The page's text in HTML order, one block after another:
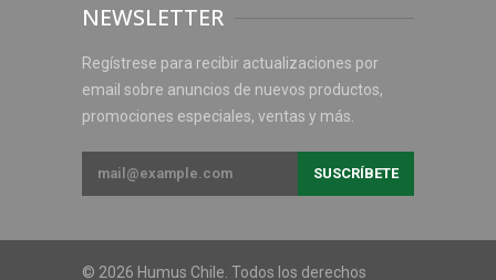
NEWSLETTER
Regístrese para recibir actualizaciones por
email sobre anuncios de nuevos productos,
promociones especiales, ventas y más.
© 2026 Humus Chile. Todos los derechos